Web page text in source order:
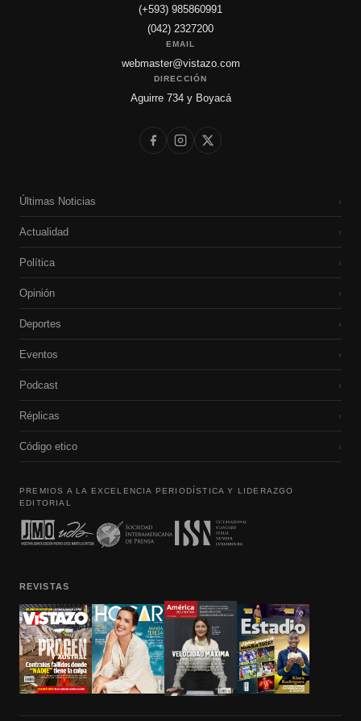
(+593) 985860991
(042) 2327200
EMAIL
webmaster@vistazo.com
DIRECCIÓN
Aguirre 734 y Boyacá
Últimas Noticias ›
Actualidad ›
Política ›
Opinión ›
Deportes ›
Eventos ›
Podcast ›
Réplicas ›
Código etico ›
PREMIOS A LA EXCELENCIA PERIODÍSTICA Y LIDERAZGO
EDITORIAL
REVISTAS